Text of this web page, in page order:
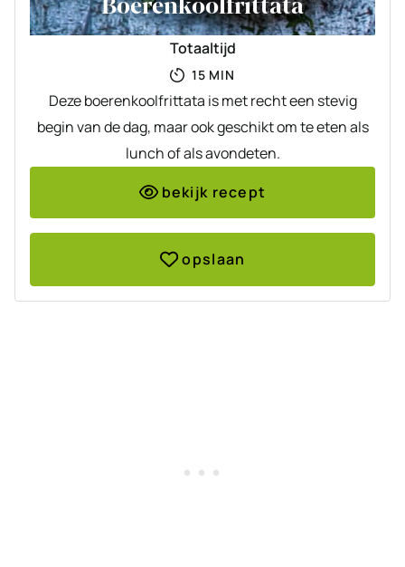
Totaaltijd
15MINUTEN
MIN
Deze boerenkoolfrittata is met recht een stevig
begin van de dag, maar ook geschikt om te eten als
lunch of als avondeten.
bekijk recept
opslaan